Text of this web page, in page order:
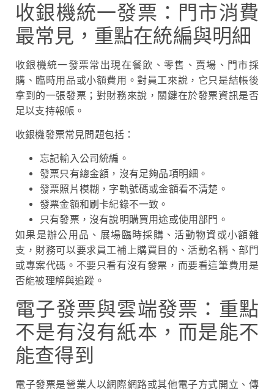
收銀機統一發票：門市消費
最常見，重點在統編與明細
收銀機統一發票常出現在餐飲、零售、賣場、門市採
購、臨時用品或小額費用。對員工來說，它只是結帳後
拿到的一張發票；對財務來說，關鍵在於發票資訊是否
足以支持報帳。
收銀機發票常見問題包括：
忘記輸入公司統編。
發票只有總金額，沒有足夠品項明細。
發票照片模糊，字軌號碼或金額看不清楚。
發票金額和刷卡紀錄不一致。
只有發票，沒有說明購買用途或使用部門。
如果是辦公用品、展場臨時採購、活動物資或小額雜
支，財務可以要求員工補上購買目的、活動名稱、部門
或專案代碼。不要只看有沒有發票，而要看這筆費用是
否能被理解與追蹤。
電子發票與雲端發票：重點
不是有沒有紙本，而是能不
能查得到
電子發票是營業人以網際網路或其他電子方式開立、傳